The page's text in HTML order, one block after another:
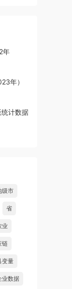
年
年）
计数据
级市
省
业
链
变量
业数据